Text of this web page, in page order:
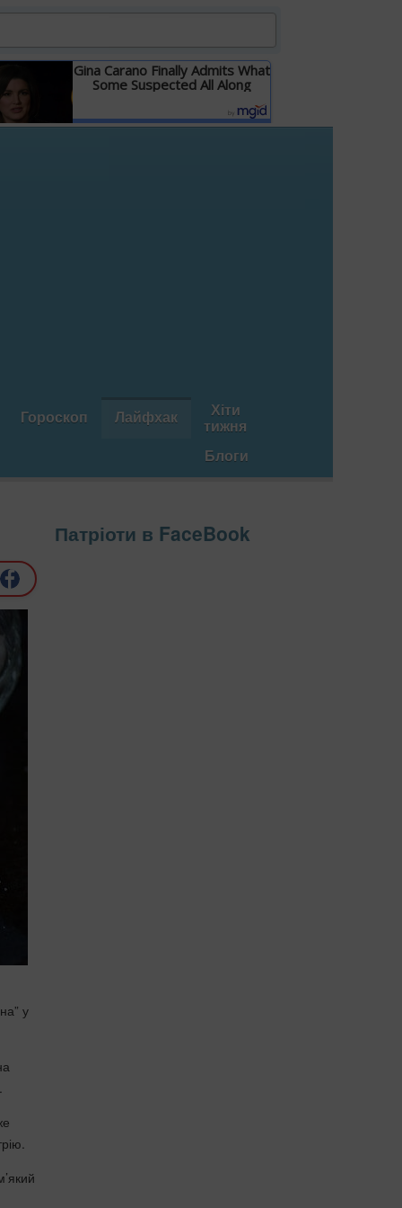
Gina Carano Finally Admits What
Some Suspected All Along
Детальніше
Гороскоп Лайфхак Хіти
тижня
Блоги
у
Патріоти в FaceBook